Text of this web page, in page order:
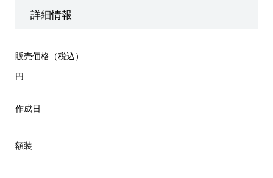
詳細情報
販売価格（税込）
円
作成日
額装